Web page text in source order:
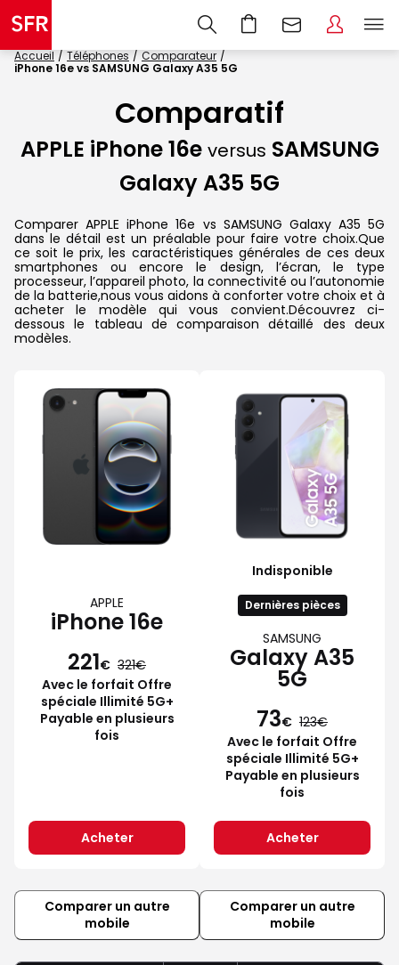
Accueil Téléphones
Comparateur
iPhone 16e vs SAMSUNG Galaxy A35 5G
Comparatif
APPLE iPhone 16e versus SAMSUNG
Galaxy A35 5G
Comparer APPLE iPhone 16e vs SAMSUNG Galaxy A35 5G
dans le détail est un préalable pour faire votre choix.Que
ce soit le prix, les caractéristiques générales de ces deux
smartphones ou encore le design, l’écran, le type
processeur, l’appareil photo, la connectivité ou l’autonomie
de la batterie,nous vous aidons à conforter votre choix et à
acheter le modèle qui vous convient.Découvrez ci-
dessous le tableau de comparaison détaillé des deux
modèles.
APPLE
iPhone 16e
221€ 321
Avec le forfait Offre
spéciale Illimité 5G+
Payable en plusieurs
fois
Acheter
Indisponible
Dernières pièces
SAMSUNG
Galaxy A35
5G
73€ 123
Avec le forfait Offre
spéciale Illimité 5G+
Payable en plusieurs
fois
Acheter
Comparer un autre
mobile
Comparer un autre
mobile